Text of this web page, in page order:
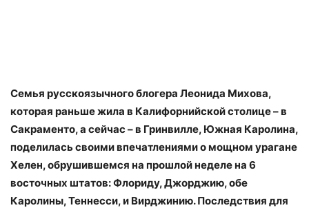
Семья русскоязычного блогера Леонида Михова,
которая раньше жила в Калифорнийской столице – в
Сакраменто, а сейчас – в Гринвилле, Южная Каролина,
поделилась своими впечатлениями о мощном урагане
Хелен, обрушившемся на прошлой неделе на 6
восточных штатов: Флориду, Джорджию, обе
Каролины, Теннесси, и Вирджинию. Последствия для